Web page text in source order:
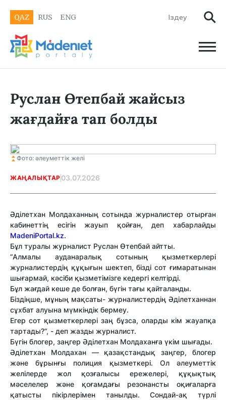
QAZ RUS ENG
Руслан Өтепбай жайсыз
жағдайға тап болды
Фото: әлеуметтік желі
ЖАҢАЛЫҚТАР 03.07.2026
Әділетхан Молдаханның сотында журналистер отырған
кабинеттің есігін жауып қойған, деп хабарлайды
MadeniPortal.kz.
Бұл туралы журналист Руслан Өтепбай айтты.
“Алмалы ауданаралық сотының қызметкерлері
журналистердің құқығын шектеп, бізді сот ғимаратынан
шығармай, кәсіби қызметімізге кедергі келтірді.
Бұл жағдай кеше де болған, бүгін тағы қайталанды.
Біздіңше, мұның мақсаты- журналистердің Әділетханнан
сұхбат алуына мүмкіндік бермеу.
Егер сот қызметкерлері заң бұзса, оларды кім жауапқа
тартады?”, - деп жазды журналист.
Бүгін блогер, заңгер Әділетхан Молдаханға үкім шығады.
Әділетхан Молдахан— қазақстандық заңгер, блогер
және бұрынғы полиция қызметкері. Ол әлеуметтік
желілерде жол қозғалысы ережелері, құқықтық
мәселелер және қоғамдағы резонансты оқиғаларға
қатысты пікірлерімен танылды. Сондай-ақ түрлі